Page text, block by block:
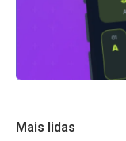
Mais lidas